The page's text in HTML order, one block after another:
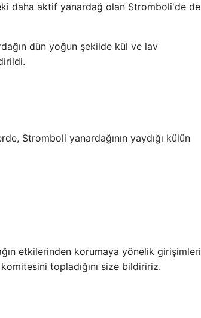
daha aktif yanardağ olan Stromboli'de de
dün yoğun şekilde kül ve lav
Stromboli yanardağının yaydığı külün
etkilerinden korumaya yönelik girişimleri
topladığını size bildiririz.